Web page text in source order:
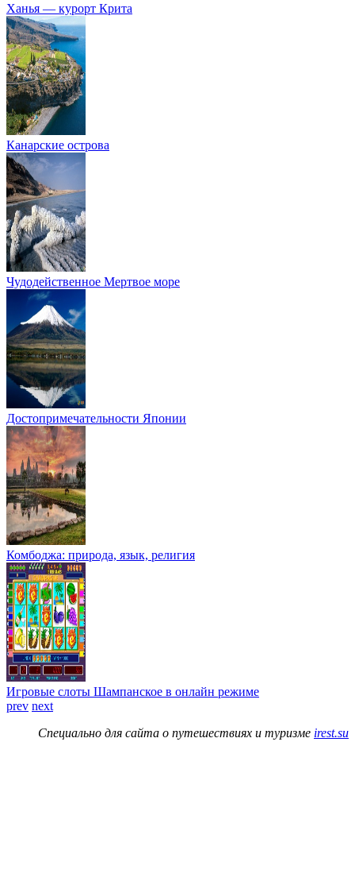
Ханья — курорт Крита
Канарские острова
Чудодейственное Мертвое море
Достопримечательности Японии
Комбоджа: природа, язык, религия
Игровые слоты Шампанское в онлайн режиме
prev next
Специально для сайта о путешествиях и туризме irest.su